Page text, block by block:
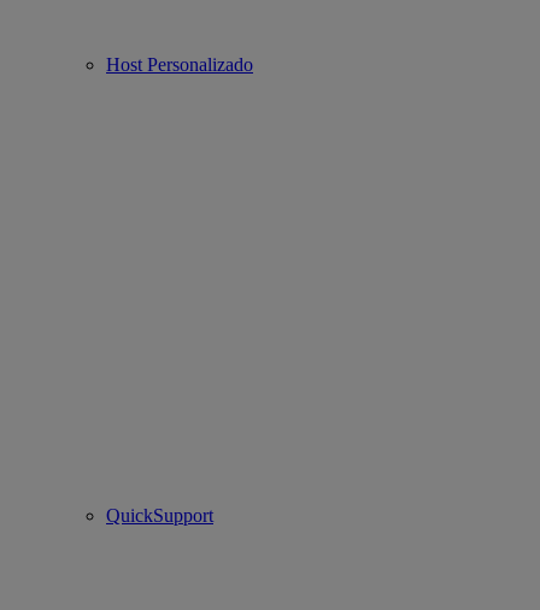
Host Personalizado
QuickSupport